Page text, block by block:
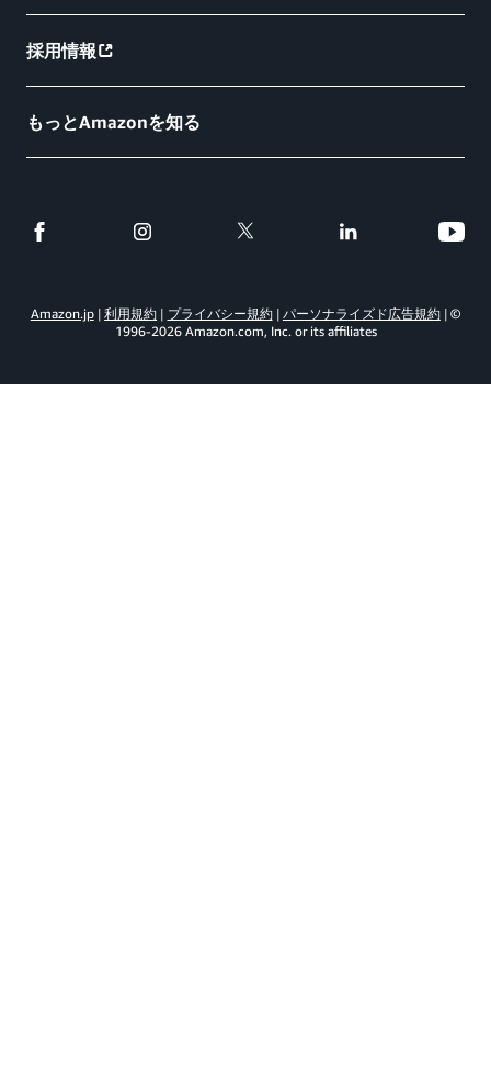
採用情報
もっとAmazonを知る
Amazon.jp 利用規約 プライバシー規約 パーソナライズド広告規約
©
1996-2026 Amazon.com, Inc. or its affiliates